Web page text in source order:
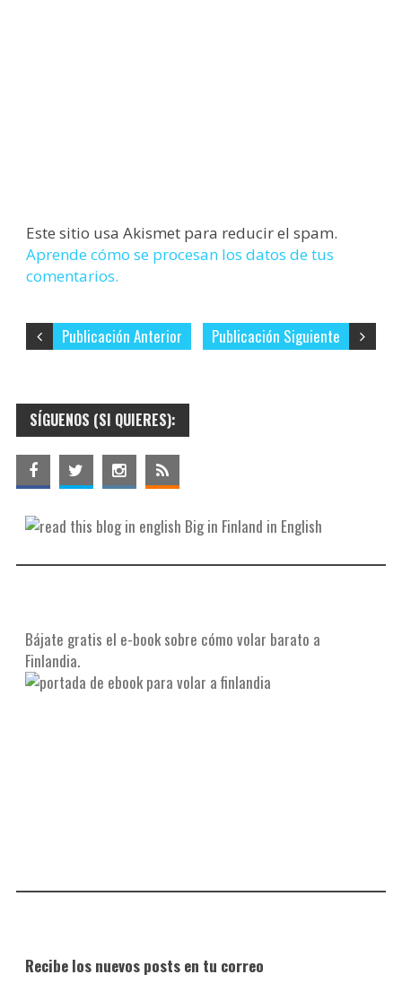
Este sitio usa Akismet para reducir el spam.
Aprende cómo se procesan los datos de tus
comentarios.
Publicación Siguiente
Publicación Anterior
SÍGUENOS (SI QUIERES):
Big in Finland in English
Bájate gratis el e-book sobre cómo volar barato a
Finlandia.
Recibe los nuevos posts en tu correo